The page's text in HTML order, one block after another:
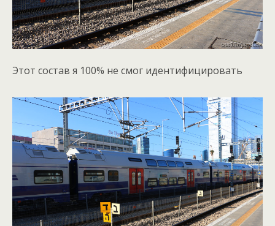
Этот состав я 100% не смог идентифицировать